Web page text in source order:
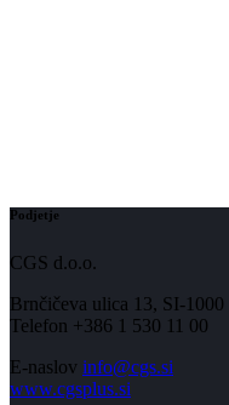
Podjetje
CGS d.o.o.
Brnčičeva ulica 13, SI-
Telefon +386 1 530 11 00
E-naslov info@cgs.si
www.cgsplus.si